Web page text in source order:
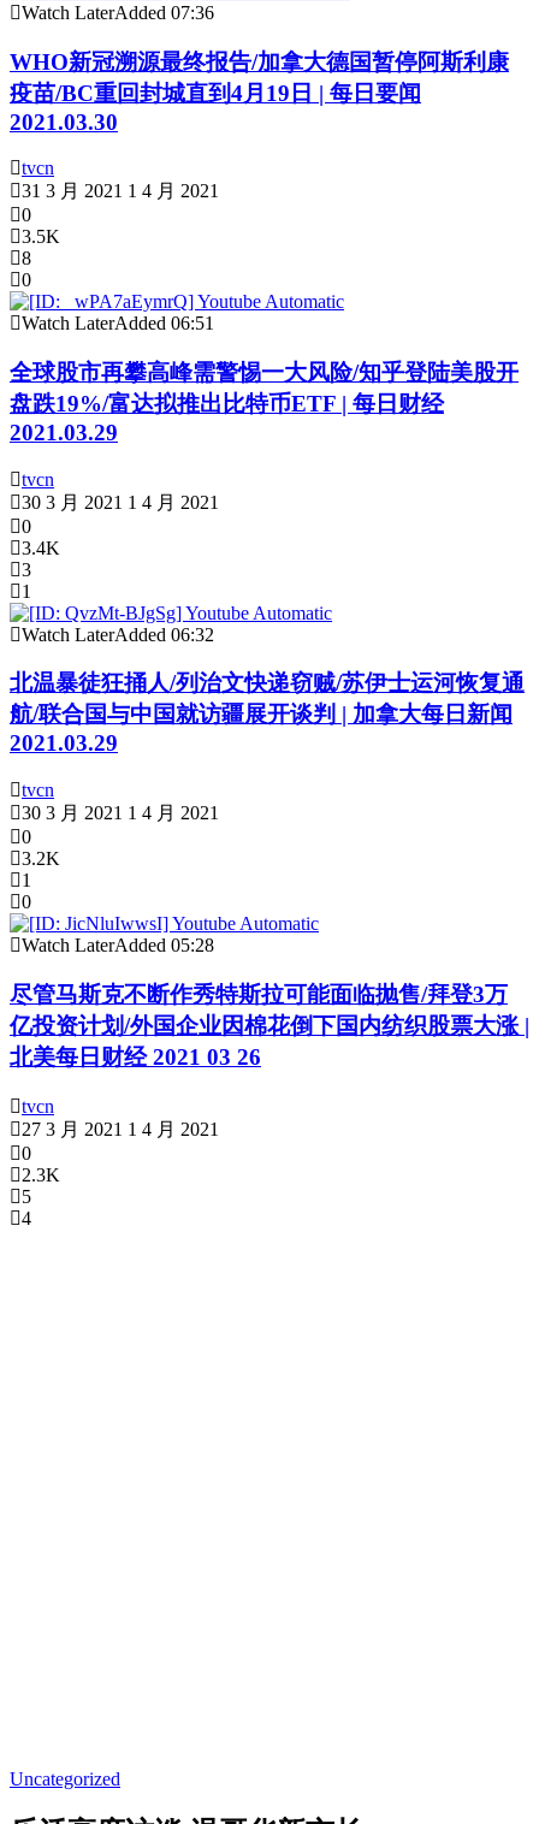
Watch LaterAdded 07:36
WHO新冠溯源最终报告/加拿大德国暂停阿斯利康
疫苗/BC重回封城直到4月19日 | 每日要闻
2021.03.30
tvcn
31 3 月 2021 1 4 月 2021
0
3.5K
8
0
Watch LaterAdded 06:51
全球股市再攀高峰需警惕一大风险/知乎登陆美股开
盘跌19%/富达拟推出比特币ETF | 每日财经
2021.03.29
tvcn
30 3 月 2021 1 4 月 2021
0
3.4K
3
1
Watch LaterAdded 06:32
北温暴徒狂捅人/列治文快递窃贼/苏伊士运河恢复通
航/联合国与中国就访疆展开谈判 | 加拿大每日新闻
2021.03.29
tvcn
30 3 月 2021 1 4 月 2021
0
3.2K
1
0
Watch LaterAdded 05:28
尽管马斯克不断作秀特斯拉可能面临抛售/拜登3万
亿投资计划/外国企业因棉花倒下国内纺织股票大涨 |
北美每日财经 2021 03 26
tvcn
27 3 月 2021 1 4 月 2021
0
2.3K
5
4
Uncategorized